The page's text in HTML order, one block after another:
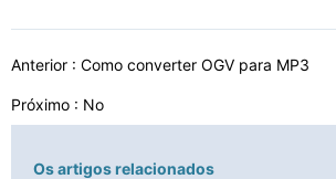
Anterior : Como converter OGV para MP3
Próximo : No
Os artigos relacionados